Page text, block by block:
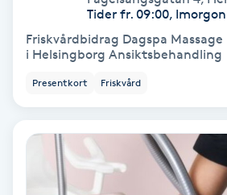
Gellack med förstärkning
Gruppträning
Tider fr. 09:00, Imorgon
Friskvårdbidrag Dagspa Massage i
i Helsingborg Ansiktsbehandling
Presentkort Friskvård